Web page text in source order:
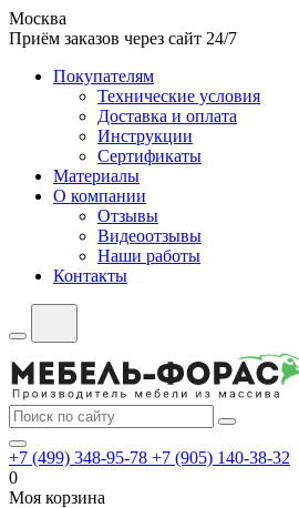
Москва
Приём заказов через сайт 24/7
Покупателям
Технические условия
Доставка и оплата
Инструкции
Сертификаты
Материалы
О компании
Отзывы
Видеоотзывы
Наши работы
Контакты
+7 (499) 348-95-78 +7 (905) 140-38-32
0
Моя корзина